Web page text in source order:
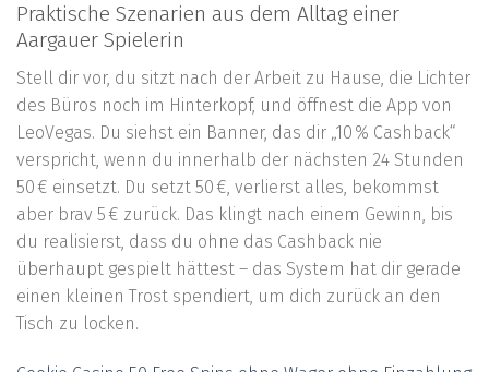
Praktische Szenarien aus dem Alltag einer
Aargauer Spielerin
Stell dir vor, du sitzt nach der Arbeit zu Hause, die Lichter
des Büros noch im Hinterkopf, und öffnest die App von
LeoVegas. Du siehst ein Banner, das dir „10 % Cashback“
verspricht, wenn du innerhalb der nächsten 24 Stunden
50 € einsetzt. Du setzt 50 €, verlierst alles, bekommst
aber brav 5 € zurück. Das klingt nach einem Gewinn, bis
du realisierst, dass du ohne das Cashback nie
überhaupt gespielt hättest – das System hat dir gerade
einen kleinen Trost spendiert, um dich zurück an den
Tisch zu locken.